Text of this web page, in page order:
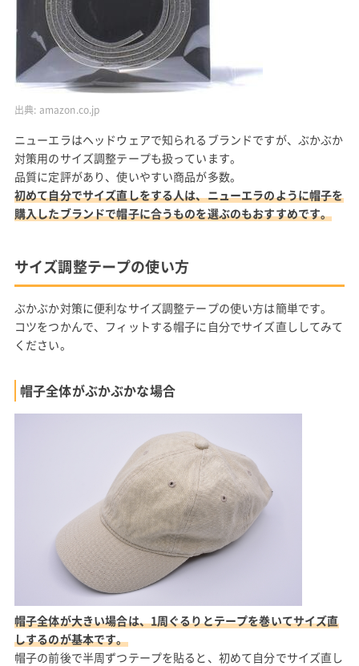
出典: amazon.co.jp
ニューエラはヘッドウェアで知られるブランドですが、ぶかぶか
対策用のサイズ調整テープも扱っています。
品質に定評があり、使いやすい商品が多数。
初めて自分でサイズ直しをする人は、ニューエラのように帽子を
購入したブランドで帽子に合うものを選ぶのもおすすめです。
サイズ調整テープの使い方
ぶかぶか対策に便利なサイズ調整テープの使い方は簡単です。
コツをつかんで、フィットする帽子に自分でサイズ直ししてみて
ください。
帽子全体がぶかぶかな場合
帽子全体が大きい場合は、1周ぐるりとテープを巻いてサイズ直
しするのが基本です。
帽子の前後で半周ずつテープを貼ると、初めて自分でサイズ直し